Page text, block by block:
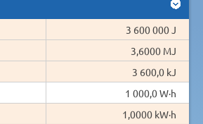
3 600 000 J
3,6000 MJ
3 600,0 kJ
1 000,0 W·h
1,0000 kW·h